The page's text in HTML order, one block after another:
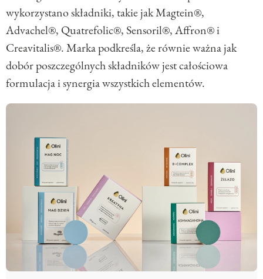
wykorzystano składniki, takie jak Magtein®,
Advachel®, Quatrefolic®, Sensoril®, Affron® i
Creavitalis®. Marka podkreśla, że równie ważna jak
dobór poszczególnych składników jest całościowa
formulacja i synergia wszystkich elementów.